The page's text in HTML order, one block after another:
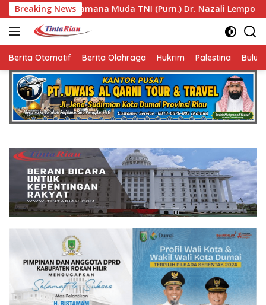
Langsung
ke
konten
Breaking News
TNI (Purn.) Dr. Nazali Lempo Layak Dipertimbangkan
Berita Otomotif Berita Olahraga Hukrim Palestina